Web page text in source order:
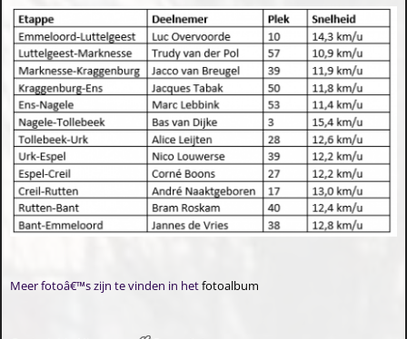
Meer fotoâ€™s zijn te vinden in hetfotoalbum